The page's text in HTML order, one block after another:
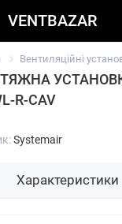
VENTBAZAR
Вентиляційні
R-CAV
Systemair
Характеристики